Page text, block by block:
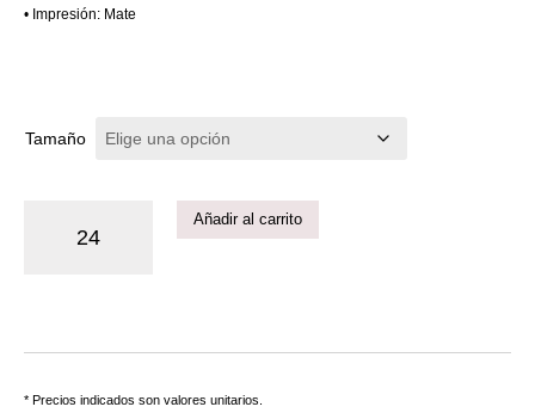
• Impresión: Mate
Tamaño
Añadir al carrito
* Precios indicados son valores unitarios.